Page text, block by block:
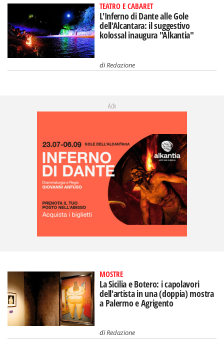
TEATRO E CABARET
L'Inferno di Dante alle Gole
dell'Alcantara: il suggestivo
kolossal inaugura "Alkantia"
diRedazione
Adv
MOSTRE
La Sicilia e Botero: i capolavori
dell'artista in una (doppia) mostra
a Palermo e Agrigento
diRedazione